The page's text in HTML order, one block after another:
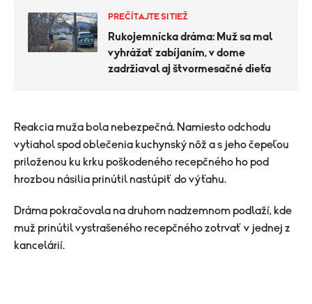
PREČÍTAJTE SI TIEŽ
Rukojemnícka dráma: Muž sa mal
vyhrážať zabíjaním, v dome
zadržiaval aj štvormesačné dieťa
Reakcia muža bola nebezpečná. Namiesto odchodu
vytiahol spod oblečenia kuchynský nôž a s jeho čepeľou
priloženou ku krku poškodeného recepčného ho pod
hrozbou násilia prinútil nastúpiť do výťahu.
Dráma pokračovala na druhom nadzemnom podlaží, kde
muž prinútil vystrašeného recepčného zotrvať v jednej z
kancelárií.